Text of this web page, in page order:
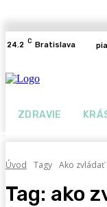
24.2 C Bratislava
ZDRAVIE
Úvod Tagy Ako zvládať
Tag: ako